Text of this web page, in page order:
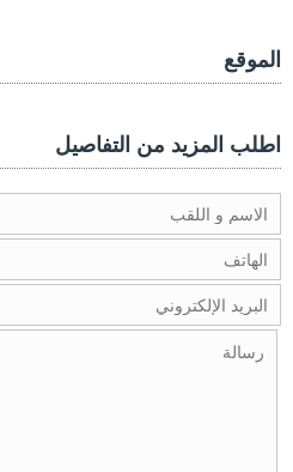
الموقع
اطلب المزيد من التفاصيل